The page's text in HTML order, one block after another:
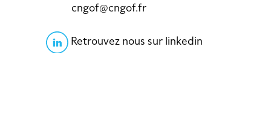
cngof@cngof.fr
Retrouvez nous sur linkedin